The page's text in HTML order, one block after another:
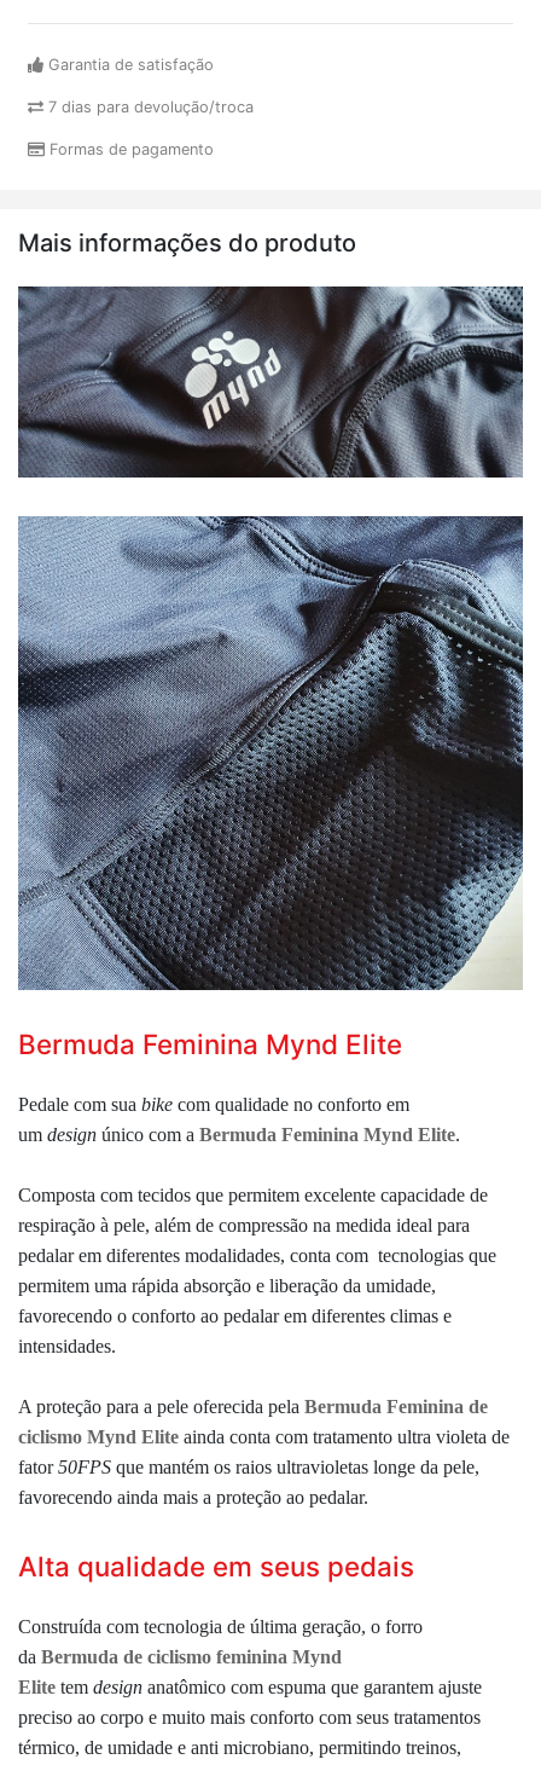
Garantia de satisfação
7 dias para devolução/troca
Formas de pagamento
Mais informações do produto
Bermuda Feminina Mynd Elite
Pedale com sua bike com qualidade no conforto em
um design único com a Bermuda Feminina Mynd Elite.
Composta com tecidos que permitem excelente capacidade de
respiração à pele, além de compressão na medida ideal para
pedalar em diferentes modalidades, conta com tecnologias que
permitem uma rápida absorção e liberação da umidade,
favorecendo o conforto ao pedalar em diferentes climas e
intensidades.
A proteção para a pele oferecida pela Bermuda Feminina de
ciclismo Mynd Elite ainda conta com tratamento ultra violeta de
fator50FPS que mantém os raios ultravioletas longe da pele,
favorecendo ainda mais a proteção ao pedalar.
Alta qualidade em seus pedais
Construída com tecnologia de última geração, o forro
da Bermuda de ciclismo feminina Mynd
Elite tem design anatômico com espuma que garantem ajuste
preciso ao corpo e muito mais conforto com seus tratamentos
térmico, de umidade e anti microbiano, permitindo treinos,